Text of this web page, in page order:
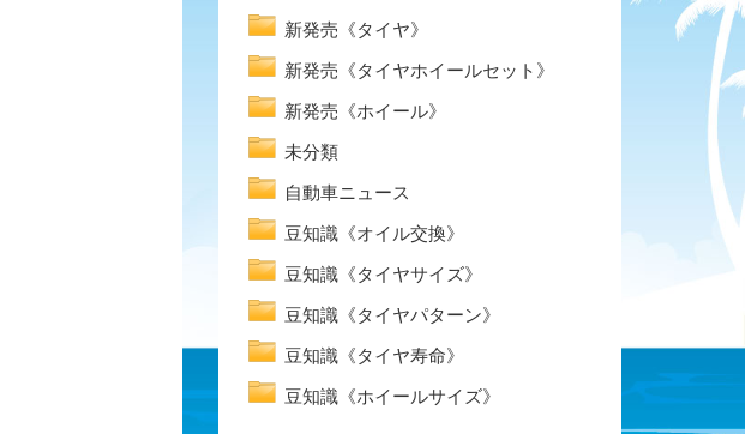
新発売《タイヤ》
新発売《タイヤホイールセット》
新発売《ホイール》
未分類
自動車ニュース
豆知識《オイル交換》
豆知識《タイヤサイズ》
豆知識《タイヤパターン》
豆知識《タイヤ寿命》
豆知識《ホイールサイズ》